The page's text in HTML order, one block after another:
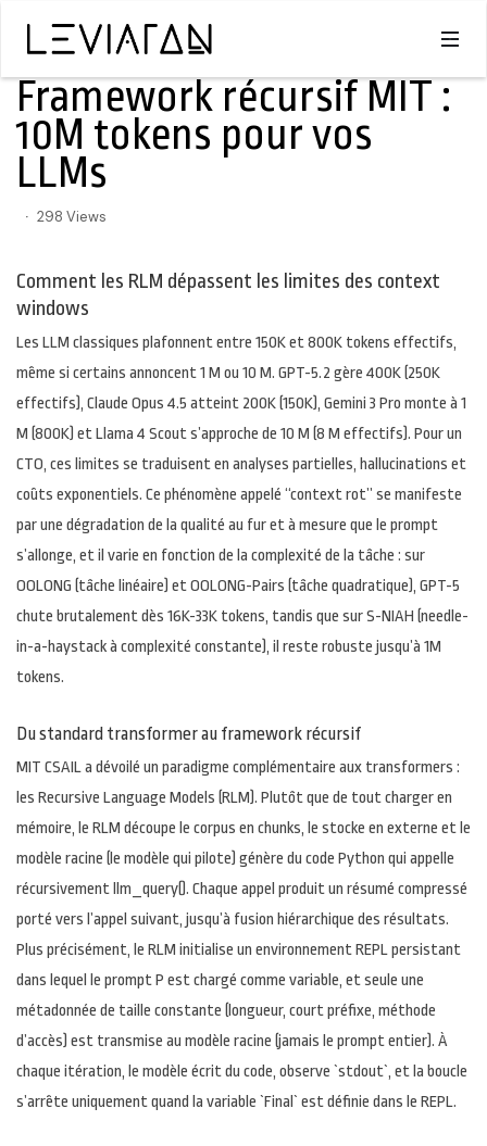
INTELLIGENCE ARTIFICIELLE
Framework récursif MIT :
10M tokens pour vos
LLMs
298 Views
Comment les RLM dépassent les limites des context
windows
Les LLM classiques plafonnent entre 150K et 800K tokens effectifs,
même si certains annoncent 1 M ou 10 M. GPT-5.2 gère 400K (250K
effectifs), Claude Opus 4.5 atteint 200K (150K), Gemini 3 Pro monte à 1
M (800K) et Llama 4 Scout s’approche de 10 M (8 M effectifs). Pour un
CTO, ces limites se traduisent en analyses partielles, hallucinations et
coûts exponentiels. Ce phénomène appelé “context rot” se manifeste
par une dégradation de la qualité au fur et à mesure que le prompt
s’allonge, et il varie en fonction de la complexité de la tâche : sur
OOLONG (tâche linéaire) et OOLONG-Pairs (tâche quadratique), GPT-5
chute brutalement dès 16K-33K tokens, tandis que sur S-NIAH (needle-
in-a-haystack à complexité constante), il reste robuste jusqu’à 1M
tokens.
Du standard transformer au framework récursif
MIT CSAIL a dévoilé un paradigme complémentaire aux transformers :
les Recursive Language Models (RLM). Plutôt que de tout charger en
mémoire, le RLM découpe le corpus en chunks, le stocke en externe et le
modèle racine (le modèle qui pilote) génère du code Python qui appelle
récursivement llm_query(). Chaque appel produit un résumé compressé
porté vers l’appel suivant, jusqu’à fusion hiérarchique des résultats.
Plus précisément, le RLM initialise un environnement REPL persistant
dans lequel le prompt P est chargé comme variable, et seule une
métadonnée de taille constante (longueur, court préfixe, méthode
d’accès) est transmise au modèle racine (jamais le prompt entier). À
chaque itération, le modèle écrit du code, observe `stdout`, et la boucle
s’arrête uniquement quand la variable `Final` est définie dans le REPL.